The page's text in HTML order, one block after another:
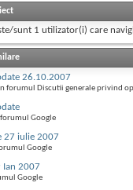
sunt 1 utilizator(i) care
26.10.2007
forumul Discutii generale privind
Google
27 iulie 2007
Google
Ian 2007
Google